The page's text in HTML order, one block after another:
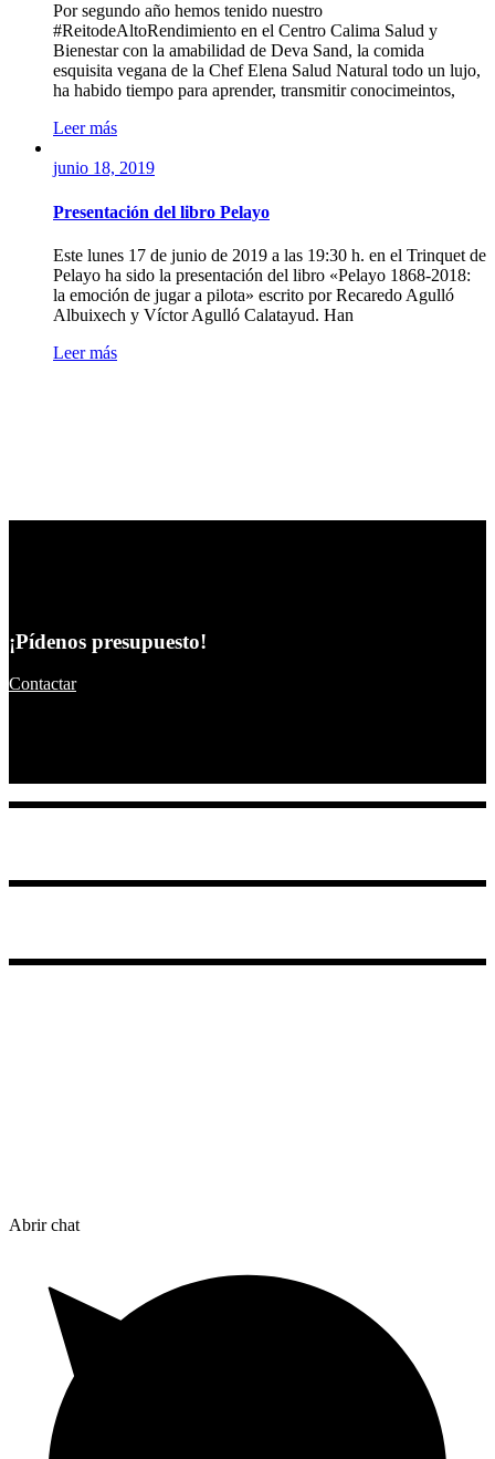
Por segundo año hemos tenido nuestro
#ReitodeAltoRendimiento en el Centro Calima Salud y
Bienestar con la amabilidad de Deva Sand, la comida
esquisita vegana de la Chef Elena Salud Natural todo un lujo,
ha habido tiempo para aprender, transmitir conocimeintos,
Leer más
junio 18, 2019
Presentación del libro Pelayo
Este lunes 17 de junio de 2019 a las 19:30 h. en el Trinquet de
Pelayo ha sido la presentación del libro «Pelayo 1868-2018:
la emoción de jugar a pilota» escrito por Recaredo Agulló
Albuixech y Víctor Agulló Calatayud. Han
Leer más
¡Pídenos presupuesto!
Contactar
Abrir chat